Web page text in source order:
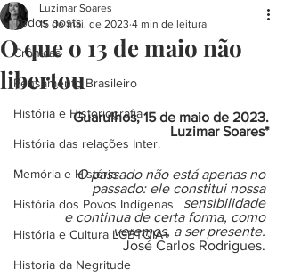
Todos posts
Crônicas
Pensamento Brasileiro
História e Historiografia
História das relações Inter.
Memória e História
História dos Povos Indígenas
História e Cultura LGBTQIA+
Historia da Negritude
O que o 13 de maio não
libertou
Luzimar Soares
15 de mai. de 2023 4 min de leitura
Guarulhos, 15 de maio de 2023.
Luzimar Soares*
   O passado não está apenas no
passado: ele constitui nossa
sensibilidade
e continua de certa forma, como
veremos, a ser presente.
José Carlos Rodrigues.